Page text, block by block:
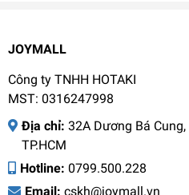
JOYMALL
Công ty TNHH HOTAKI
MST: 0316247998
Địa chỉ: 32A Dương Bá Cung,
TP.HCM
Hotline: 0799.500.228
Email: cskh@joymall.vn